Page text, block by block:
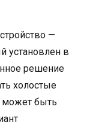
—
установлен в
решение
холостые
может быть